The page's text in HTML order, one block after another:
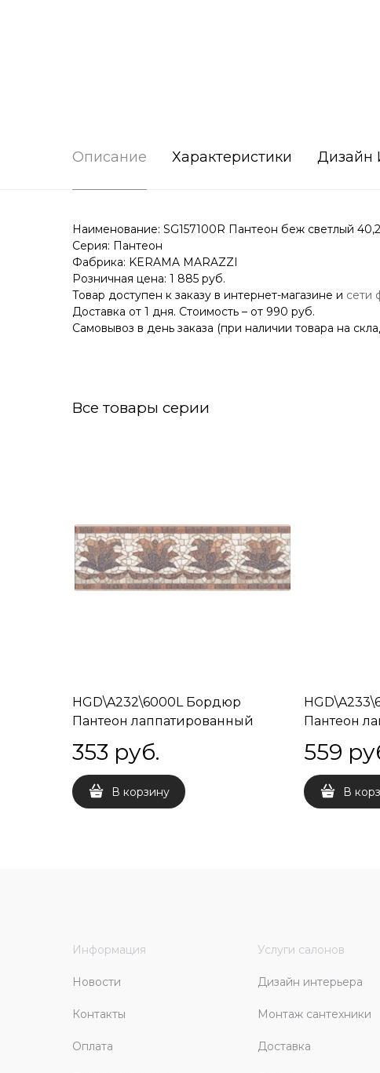
Описание Характеристики Дизайн
Наименование: SG157100R Пантеон беж светлый
Серия: Пантеон
Фабрика: KERAMA MARAZZI
Розничная цена: 1 885 руб.
Товар доступен к заказу в интернет-магазине и сети
Доставка от 1 дня. Стоимость – от 990 руб.
Самовывоз в день заказа (при наличии товара на
Все товары серии
HGD\A232\6000L Бордюр
Пантеон лаппатированный
353 руб.
В корзину
Пантеон
559
В
Информация
Новости
Контакты
Оплата
Услуги салонов
Дизайн интерьера
Монтаж сантехники
Доставка